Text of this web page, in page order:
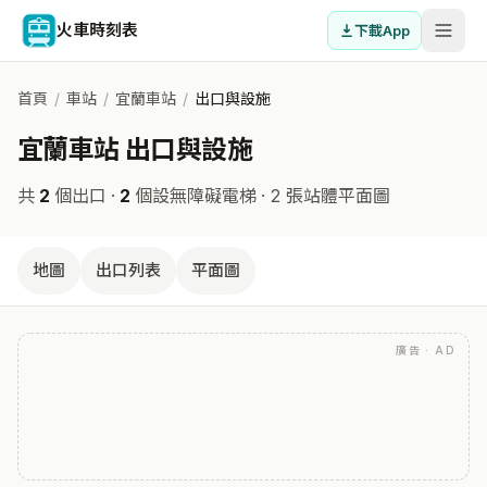
火車時刻表 下載App
首頁 / 車站 / 宜蘭車站 / 出口與設施
宜蘭車站 出口與設施
共 2 個出口 · 2 個設無障礙電梯 · 2 張站體平面圖
地圖 出口列表 平面圖
廣告 · AD